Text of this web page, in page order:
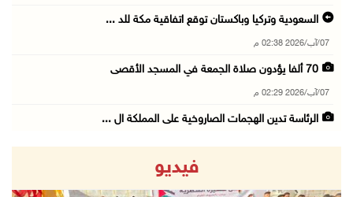
السعودية وتركيا وباكستان توقع اتفاقية مكة للد ...
07/آب/2026 02:38 م
70 ألفا يؤدون صلاة الجمعة في المسجد الأقصى
07/آب/2026 02:29 م
الرئاسة تدين الهجمات الصاروخية على المملكة ال ...
مستعمرون ينفذون جولات استفزازية في عدة مناطق ...
07/آب/2026 02:08 م
فيديو